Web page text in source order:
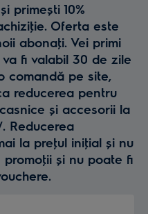
primești 10%
Oferta este
abonaţi. Vei primi
fi valabil 30 de zile
comandă pe site,
reducerea pentru
și accesorii la
Reducerea
la preţul iniţial și nu
și nu poate fi